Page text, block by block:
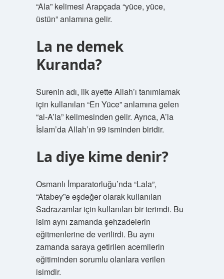
“Ala” kelimesi Arapçada “yüce, yüce,
üstün” anlamına gelir.
La ne demek
Kuranda?
Surenin adı, ilk ayette Allah’ı tanımlamak
için kullanılan “En Yüce” anlamına gelen
“al-A’la” kelimesinden gelir. Ayrıca, A’la
İslam’da Allah’ın 99 isminden biridir.
La diye kime denir?
Osmanlı İmparatorluğu’nda “Lala”,
“Atabey”e eşdeğer olarak kullanılan
Sadrazamlar için kullanılan bir terimdi. Bu
isim aynı zamanda şehzadelerin
eğitmenlerine de verilirdi. Bu aynı
zamanda saraya getirilen acemilerin
eğitiminden sorumlu olanlara verilen
isimdir.